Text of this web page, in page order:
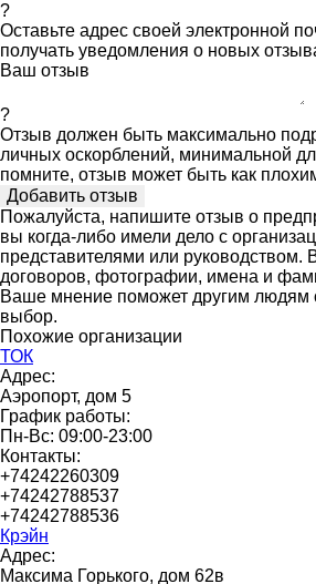
?
Оставьте адрес своей электронной
получать уведомления о новых
Ваш отзыв
?
Отзыв должен быть максимально
личных оскорблений, минимальной
помните, отзыв может быть как
Пожалуйста, напишите отзыв о
вы когда-либо имели дело с
представителями или руководством.
договоров, фотографии, имена и
Ваше мнение поможет другим людям
выбор.
Похожие организации
ТОК
Адрес:
Аэропорт, дом 5
График работы:
Пн-Вс: 09:00-23:00
Контакты:
+74242260309
+74242788537
+74242788536
Крэйн
Адрес:
Максима Горького, дом 62в